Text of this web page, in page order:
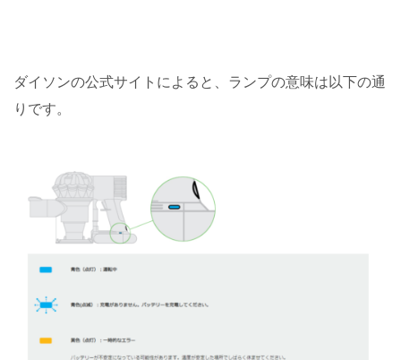
ダイソンの公式サイトによると、ランプの意味は以下の通
りです。